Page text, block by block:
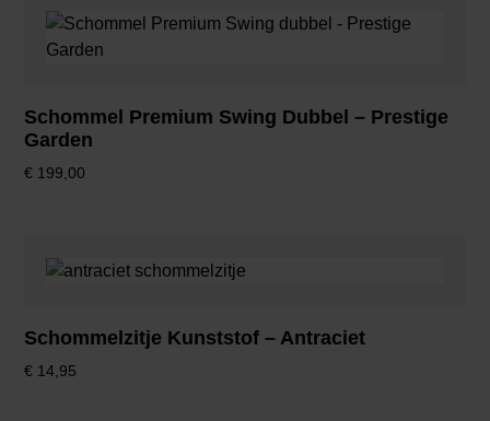
Schommel Premium Swing Dubbel – Prestige
Garden
€ 199,00
Schommelzitje Kunststof – Antraciet
€ 14,95